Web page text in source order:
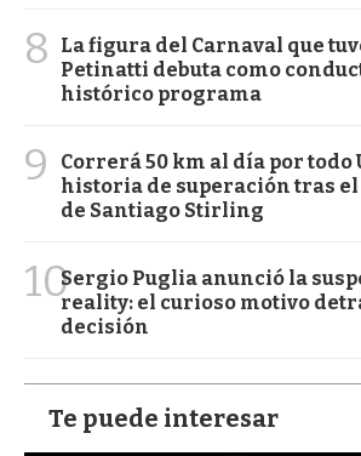
8
La figura del Carnaval que
Petinatti debuta como
histórico programa
9
Correrá 50 km al día por todo
historia de superación tras
de Santiago Stirling
10Sergio Puglia anunció la
reality: el curioso motivo
decisión
Te puede interesar